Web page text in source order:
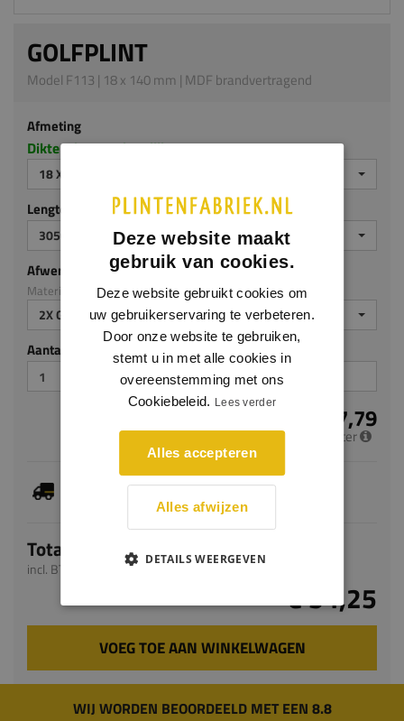
GOLFPLINT
Model F113 | 18 x 140 mm | MDF brandvertragend
Afmeting
Dikte x hoogte in millimeters
18 X 140 MM
Lengte (mm)
3050
Afwerking
Materiaal: MDF brandvertragend
2X GEGROND
Aantal stuks
€ 17,79
per meter
Je hebt gekozen voor maatwerk, de verwachte
levertijd bedraagt 5-7 werkdagen
Totaal
incl. BTW
€ 54,25
VOEG TOE AAN WINKELWAGEN
WIJ WORDEN BEOORDEELD MET EEN 8.8
Deze website maakt
gebruik van cookies.
Deze website gebruikt cookies om
uw gebruikerservaring te verbeteren.
Door onze website te gebruiken,
stemt u in met alle cookies in
overeenstemming met ons
Cookiebeleid. Lees verder
Alles accepteren
Alles afwijzen
DETAILS WEERGEVEN